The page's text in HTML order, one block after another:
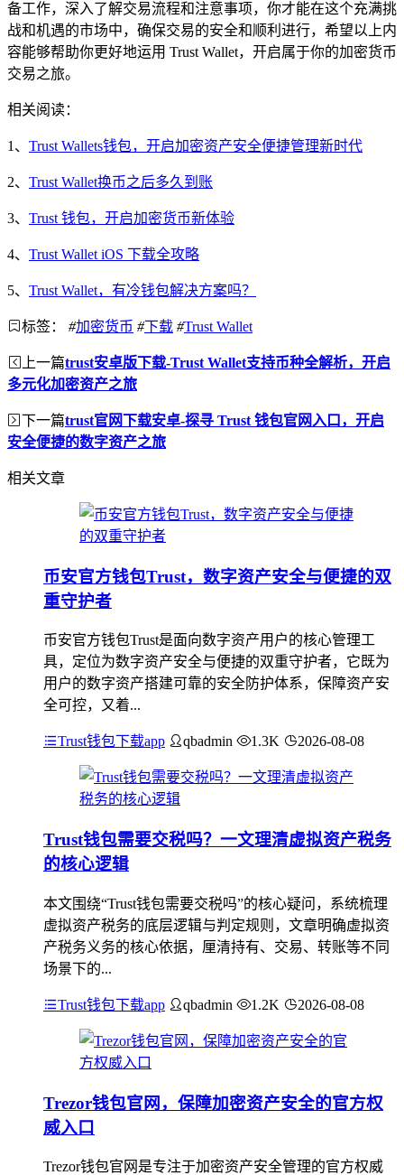
备工作，深入了解交易流程和注意事项，你才能在这个充满挑
战和机遇的市场中，确保交易的安全和顺利进行，希望以上内
容能够帮助你更好地运用 Trust Wallet，开启属于你的加密货币
交易之旅。
相关阅读：
1、 Trust Wallets钱包，开启加密资产安全便捷管理新时代
2、 Trust Wallet换币之后多久到账
3、 Trust 钱包，开启加密货币新体验
4、 Trust Wallet iOS 下载全攻略
5、 Trust Wallet，有冷钱包解决方案吗？
标签： #加密货币 #下载 #Trust Wallet
上一篇trust安卓版下载-Trust Wallet支持币种全解析，开启
多元化加密资产之旅
下一篇trust官网下载安卓-探寻 Trust 钱包官网入口，开启
安全便捷的数字资产之旅
相关文章
币安官方钱包Trust，数字资产安全与便捷的双
重守护者
币安官方钱包Trust是面向数字资产用户的核心管理工
具，定位为数字资产安全与便捷的双重守护者，它既为
用户的数字资产搭建可靠的安全防护体系，保障资产安
全可控，又着...
Trust钱包下载app qbadmin 1.3K 2026-08-08
Trust钱包需要交税吗？一文理清虚拟资产税务
的核心逻辑
本文围绕“Trust钱包需要交税吗”的核心疑问，系统梳理
虚拟资产税务的底层逻辑与判定规则，文章明确虚拟资
产税务义务的核心依据，厘清持有、交易、转账等不同
场景下的...
Trust钱包下载app qbadmin 1.2K 2026-08-08
Trezor钱包官网，保障加密资产安全的官方权
威入口
Trezor钱包官网是专注于加密资产安全管理的官方权威